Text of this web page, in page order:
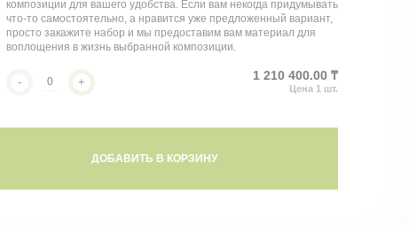
композиции для вашего удобства. Если вам некогда придумывать
что-то самостоятельно, а нравится уже предложенный вариант,
просто закажите набор и мы предоставим вам материал для
воплощения в жизнь выбранной композиции.
- + 1 210 400.00 ₸
ДОБАВИТЬ В КОРЗИНУ